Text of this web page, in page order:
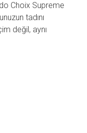
Choix Supreme
tadını
değil, aynı